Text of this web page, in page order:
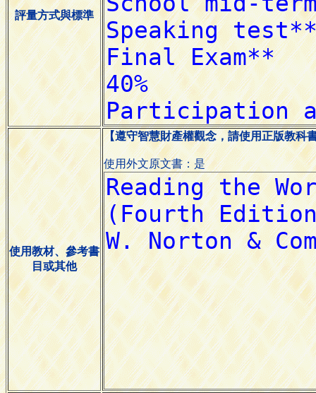
評量方式與標準
使用教材、參考書
目或其他
【遵守智慧財產權觀念，請使用正版教科
使用外文原文書：是